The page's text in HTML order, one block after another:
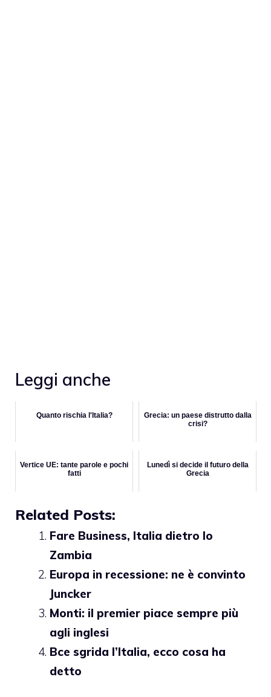
Leggi anche
Quanto rischia l'Italia?
Grecia: un paese distrutto dalla
crisi?
Vertice UE: tante parole e pochi
fatti
Lunedì si decide il futuro della
Grecia
Related Posts:
Fare Business, Italia dietro lo
Zambia
Europa in recessione: ne è convinto
Juncker
Monti: il premier piace sempre più
agli inglesi
Bce sgrida l’Italia, ecco cosa ha
detto